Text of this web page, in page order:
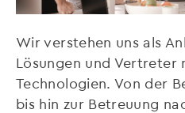
Wir verstehen uns als
Lösungen und Vertreter
Technologien. Von der
bis hin zur Betreuung